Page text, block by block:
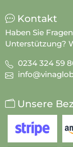
Kontakt
Haben Sie
Unterstützung?
0234 324 59
Unsere